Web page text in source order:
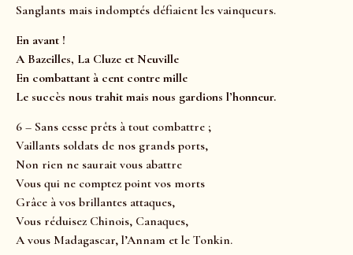
Sanglants mais indomptés défiaient les vainqueurs.
En avant !
A Bazeilles, La Cluze et Neuville
En combattant à cent contre mille
Le succès nous trahit mais nous gardions l’honneur.
6 – Sans cesse prêts à tout combattre ;
Vaillants soldats de nos grands ports,
Non rien ne saurait vous abattre
Vous qui ne comptez point vos morts
Grâce à vos brillantes attaques,
Vous réduisez Chinois, Canaques,
A vous Madagascar, l’Annam et le Tonkin.